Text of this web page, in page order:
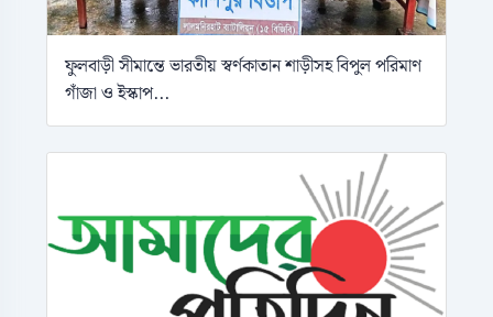
ফুলবাড়ী সীমান্তে ভারতীয় স্বর্ণকাতান শাড়ীসহ বিপুল পরিমাণ
গাঁজা ও ইস্কাপ...